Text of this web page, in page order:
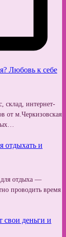
Любовь к себе
склад, интернет-
от м.Черкизовская
отдыхать и
для отдыха —
проводить время
деньги и